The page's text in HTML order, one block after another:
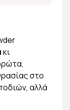
κι
στο
αλλά